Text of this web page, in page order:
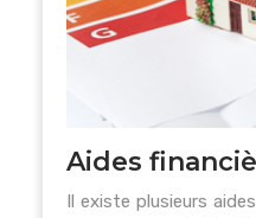
Aides
Il existe plusieurs